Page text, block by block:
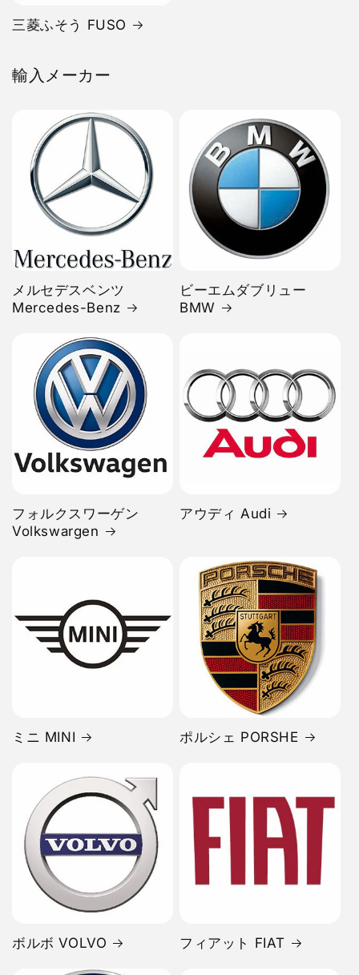
三菱ふそう FUSO
輸入メーカー
メルセデスベンツ
Mercedes-Benz
ビーエムダブリュー
BMW
フォルクスワーゲン
Volkswargen
アウディ Audi
ミニ MINI ポルシェ PORSHE
ボルボ VOLVO フィアット FIAT